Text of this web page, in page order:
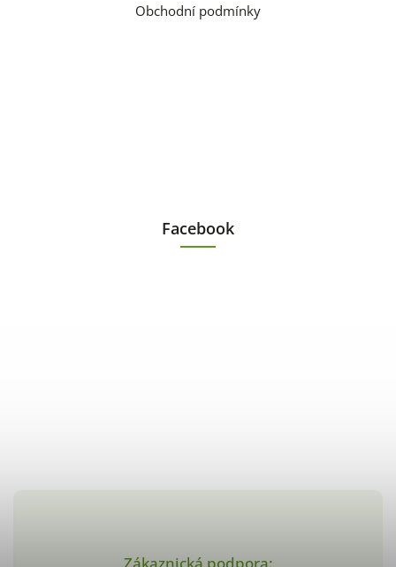
Zákaznická podpora:
Obchodní podmínky
Facebook